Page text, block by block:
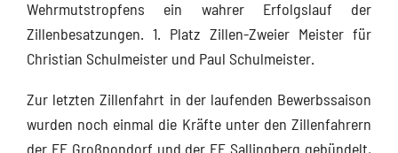
Wehrmutstropfens ein wahrer Erfolgslauf der
Zillenbesatzungen. 1. Platz Zillen-Zweier Meister für
Christian Schulmeister und Paul Schulmeister.
Zur letzten Zillenfahrt in der laufenden Bewerbssaison
wurden noch einmal die Kräfte unter den Zillenfahrern
der FF Großnondorf und der FF Sallingberg gebündelt,